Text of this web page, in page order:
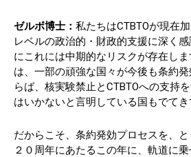
ゼルボ博士： 私たちはCTBTOが現在
レベルの政治的・財政的支援に深く
にこれには中期的なリスクが存在し
は、一部の頑強な国々が今後も条約
らば、核実験禁止とCTBTOへの支持
はいかないと言明している国もでてき
だからこそ、条約発効プロセスを、
２０周年にあたるこの年に、軌道に